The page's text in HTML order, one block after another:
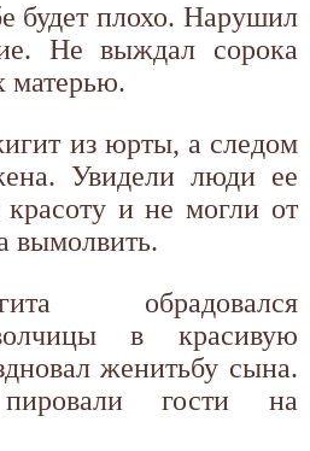
будет плохо. Нарушил
Не выждал сорока
матерью.
из юрты, а следом
Увидели люди ее
и не могли от
вымолвить.
обрадовался
в красивую
женитьбу сына.
гости на